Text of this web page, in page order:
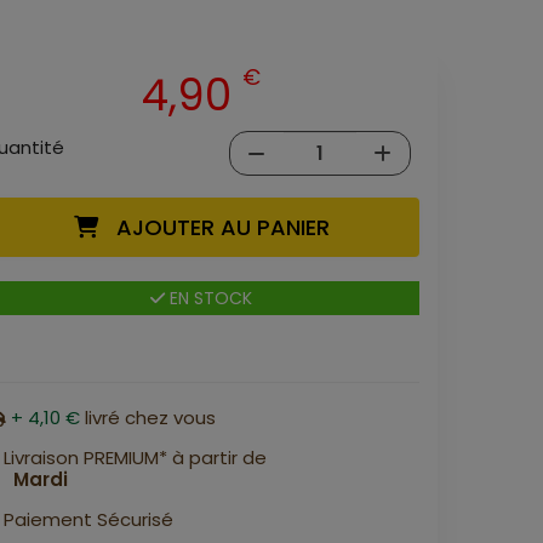
4,90 €
AJOUTER AU PANIER
EN STOCK
+ 4,10 €livré chez vous
Livraison PREMIUM* à partir de
Mardi
Paiement Sécurisé